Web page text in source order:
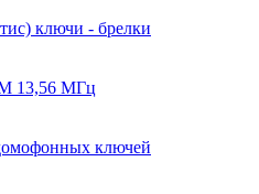
ключи - брелки
13,56 МГц
ключей